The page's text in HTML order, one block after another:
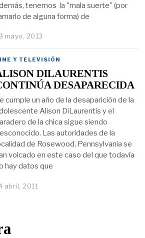
tenemos la "mala suerte" (por
de alguna forma) de
mayo, 2013
Y TELEVISIÓN
DILAURENTIS
DESAPARECIDA
cumple un año de la desaparición de la
Alison DiLaurentis y el
de la chica sigue siendo
Las autoridades de la
de Rosewood, Pennsylvania se
volcado en este caso del que todavía
hay datos que
abril, 2011